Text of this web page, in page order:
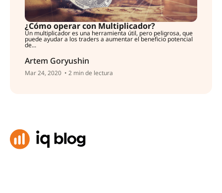
¿Cómo operar con Multiplicador?
Un multiplicador es una herramienta útil, pero peligrosa, que
puede ayudar a los traders a aumentar el beneficio potencial
de...
Artem Goryushin
Mar 24, 2020 • 2 min de lectura